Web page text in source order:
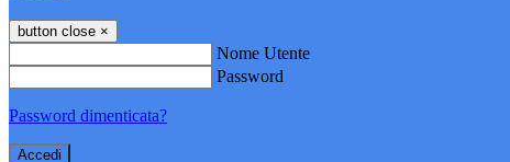
button close ×
Nome Utente
Password
Password dimenticata?